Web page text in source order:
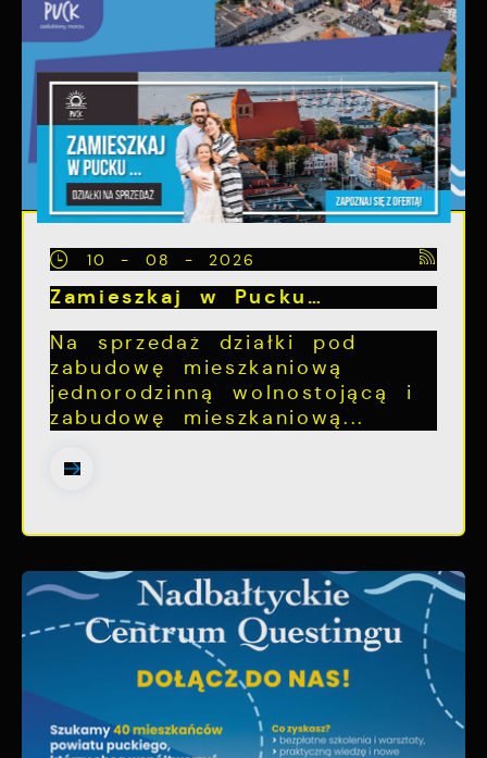
10 - 08 - 2026
Zamieszkaj w Pucku…
Na sprzedaż działki pod
zabudowę mieszkaniową
jednorodzinną wolnostojącą i
zabudowę mieszkaniową...